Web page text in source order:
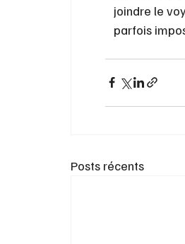
joindre le
parfois
Posts récents